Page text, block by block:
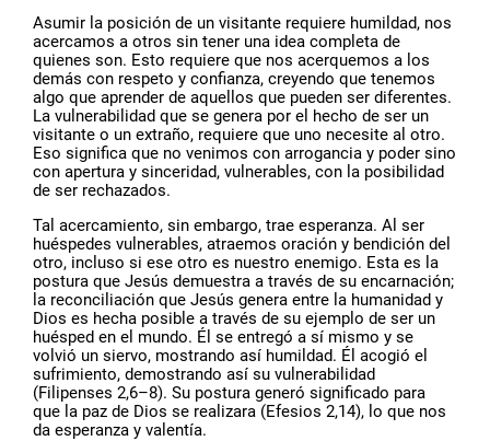
Asumir la posición de un visitante requiere humildad, nos
acercamos a otros sin tener una idea completa de
quienes son. Esto requiere que nos acerquemos a los
demás con respeto y confianza, creyendo que tenemos
algo que aprender de aquellos que pueden ser diferentes.
La vulnerabilidad que se genera por el hecho de ser un
visitante o un extraño, requiere que uno necesite al otro.
Eso significa que no venimos con arrogancia y poder sino
con apertura y sinceridad, vulnerables, con la posibilidad
de ser rechazados.
Tal acercamiento, sin embargo, trae esperanza. Al ser
huéspedes vulnerables, atraemos oración y bendición del
otro, incluso si ese otro es nuestro enemigo. Esta es la
postura que Jesús demuestra a través de su encarnación;
la reconciliación que Jesús genera entre la humanidad y
Dios es hecha posible a través de su ejemplo de ser un
huésped en el mundo. Él se entregó a sí mismo y se
volvió un siervo, mostrando así humildad. Él acogió el
sufrimiento, demostrando así su vulnerabilidad
(Filipenses 2,6–8). Su postura generó significado para
que la paz de Dios se realizara (Efesios 2,14), lo que nos
da esperanza y valentía.